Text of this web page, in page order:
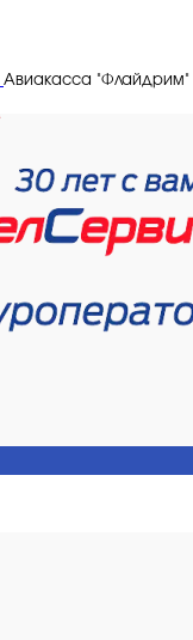
Авиакасса "Флайдрим"